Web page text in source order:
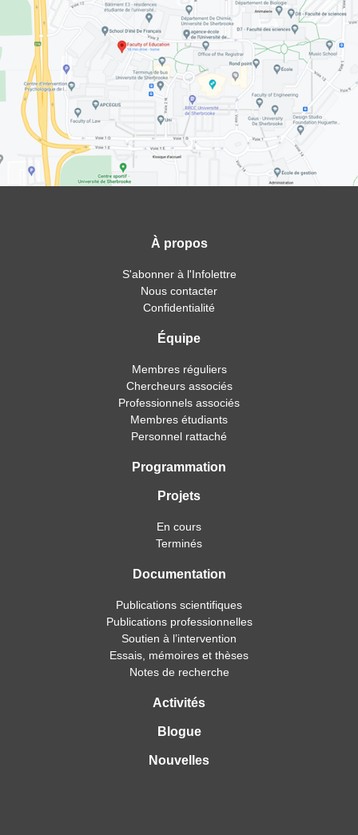
À propos
S'abonner à l'Infolettre
Nous contacter
Confidentialité
Équipe
Membres réguliers
Chercheurs associés
Professionnels associés
Membres étudiants
Personnel rattaché
Programmation
Projets
En cours
Terminés
Documentation
Publications scientifiques
Publications professionnelles
Soutien à l’intervention
Essais, mémoires et thèses
Notes de recherche
Activités
Blogue
Nouvelles